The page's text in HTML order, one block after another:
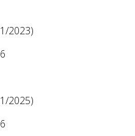
2023)
2025)